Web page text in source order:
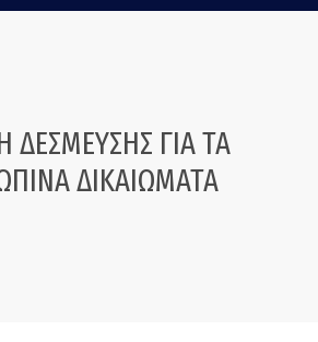
ΔΕΣΜΕΥΣΗΣ ΓΙΑ ΤΑ
ΔΙΚΑΙΩΜΑΤΑ